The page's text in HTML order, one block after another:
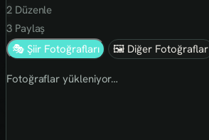
2Düzenle
3Paylaş
🎭 Şiir Fotoğrafları
🖼 Diğer Fotoğraflar
Fotoğraflar yükleniyor…